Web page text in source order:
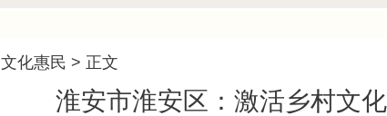
文化惠民 > 正文
淮安市淮安区：激活乡村文